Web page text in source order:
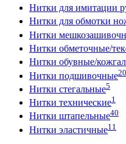
Нитки для имитации
Нитки для обмотки
Нитки
Нитки обметочные/
Нитки обувные/
Нитки подшивочные20
Нитки стегальные5
Нитки технические1
Нитки штапельные40
Нитки эластичные11